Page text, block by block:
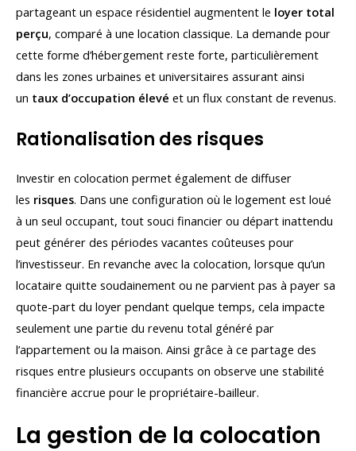
partageant un espace résidentiel augmentent le loyer total
perçu, comparé à une location classique. La demande pour
cette forme d’hébergement reste forte, particulièrement
dans les zones urbaines et universitaires assurant ainsi
un taux d’occupation élevé et un flux constant de revenus.
Rationalisation des risques
Investir en colocation permet également de diffuser
les risques. Dans une configuration où le logement est loué
à un seul occupant, tout souci financier ou départ inattendu
peut générer des périodes vacantes coûteuses pour
l’investisseur. En revanche avec la colocation, lorsque qu’un
locataire quitte soudainement ou ne parvient pas à payer sa
quote-part du loyer pendant quelque temps, cela impacte
seulement une partie du revenu total généré par
l’appartement ou la maison. Ainsi grâce à ce partage des
risques entre plusieurs occupants on observe une stabilité
financière accrue pour le propriétaire-bailleur.
La gestion de la colocation